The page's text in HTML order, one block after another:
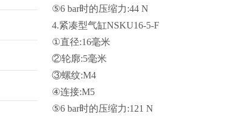
⑤6 bar时的压缩力:44 N
4.紧凑型气缸NSKU16-5-F
①直径:16毫米
②轮廓:5毫米
③螺纹:M4
④连接:M5
⑤6 bar时的压缩力:121 N